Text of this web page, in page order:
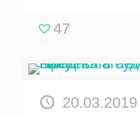
47
20.03.2019